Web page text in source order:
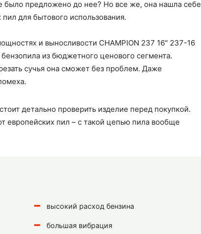
было предложено до нее? Но все же, она нашла себе
для бытового использования.
и выносливости CHAMPION 237 16" 237-16
бензопила из бюджетного ценового сегмента.
сучья она сможет без проблем. Даже
детально проверить изделие перед покупкой.
европейских пил – с такой цепью пила вообще
высокий расход бензина
большая вибрация